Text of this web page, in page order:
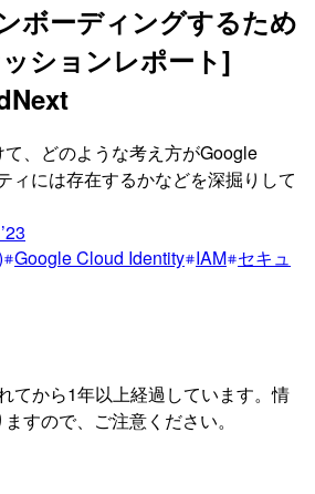
ボーディングするため
ションレポート]
、どのような考え方がGoogle
ィには存在するかなどを深掘りして
Google Cloud Identity IAM セキュ
てから1年以上経過しています。情
すので、ご注意ください。